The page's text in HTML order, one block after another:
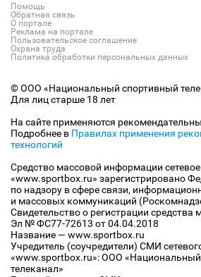
Помощь
Обратная связь
О портале
Реклама на портале
Пользовательское соглашение
Охрана труда
Политика обработки персональных данных
© ООО «Национальный спортивный
Для лиц старше 18 лет
На сайте применяются
Подробнее в Правилах применения
технологий
Средство массовой информации
«www.sportbox.ru» зарегистрировано
по надзору в сфере связи,
и массовых коммуникаций
Свидетельство о регистрации
Эл № ФС77-72613 от 04.04.2018
Название — www.sportbox.ru
Учредитель (соучредители) СМИ
«www.sportbox.ru»: ООО
телеканал»